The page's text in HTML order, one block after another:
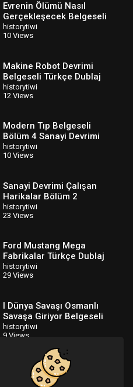
Evrenin Ölümü Nasıl
Gerçekleşecek Belgeseli
Türkçe Dublaj
historytiwi
10 Views
Makine Robot Devrimi
Belgeseli Türkçe Dublaj
historytiwi
12 Views
Modern Tıp Belgeseli
Bölüm 4 Sanayi Devrimi
Türkçe Dublaj
historytiwi
10 Views
Sanayi Devrimi Çalışan
Harikalar Bölüm 2
Belgeseli Türkçe Dublaj
historytiwi
23 Views
Ford Mustang Mega
Fabrikalar Türkçe Dublaj
HD
historytiwi
29 Views
I Dünya Savaşı Osmanlı
Savaşa Giriyor Belgeseli
Türkçe Dublaj
historytiwi
9 Views
Load more